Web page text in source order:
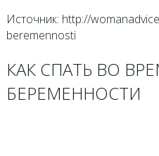
Источник: http://
beremennosti
КАК СПАТЬ ВО
БЕРЕМЕННОСТИ